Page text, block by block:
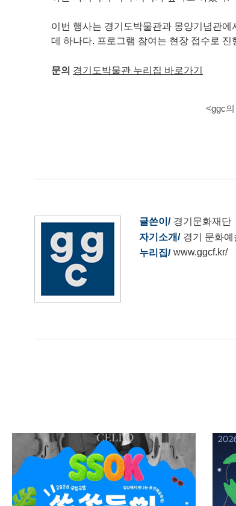
이번 행사는 경기도박물관과 몽양기념관
데 하나다. 프로그램 참여는 현장 접수로
문의 경기도박물관 누리집 바로가기
<ggc
글쓴이
경기문화재단
자기소개
경기 문화
누리집
www.ggcf.kr/